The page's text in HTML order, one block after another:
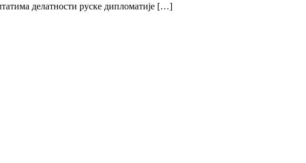
делатности руске дипломатије […]